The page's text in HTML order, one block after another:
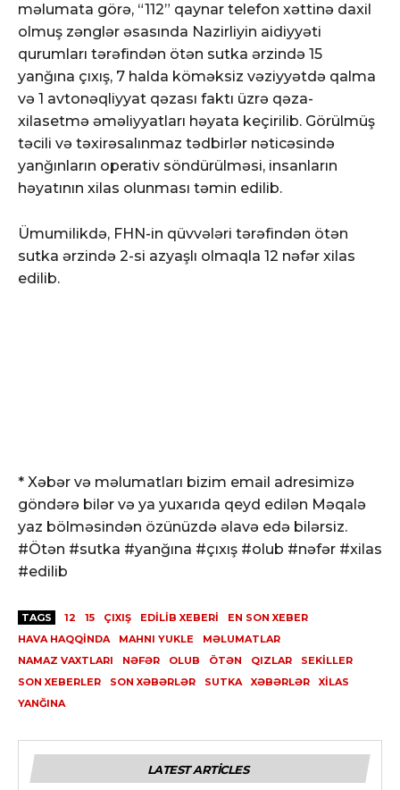
məlumata görə, “112” qaynar telefon xəttinə daxil
olmuş zənglər əsasında Nazirliyin aidiyyəti
qurumları tərəfindən ötən sutka ərzində 15
yanğına çıxış, 7 halda köməksiz vəziyyətdə qalma
və 1 avtonəqliyyat qəzası faktı üzrə qəza-
xilasetmə əməliyyatları həyata keçirilib. Görülmüş
təcili və təxirəsalınmaz tədbirlər nəticəsində
yanğınların operativ söndürülməsi, insanların
həyatının xilas olunması təmin edilib.
Ümumilikdə, FHN-in qüvvələri tərəfindən ötən
sutka ərzində 2-si azyaşlı olmaqla 12 nəfər xilas
edilib.
* Xəbər və məlumatları bizim email adresimizə
göndərə bilər və ya yuxarıda qeyd edilən Məqalə
yaz bölməsindən özünüzdə əlavə edə bilərsiz.
#Ötən #sutka #yanğına #çıxış #olub #nəfər #xilas
#edilib
TAGS 12 15 ÇIXIŞ EDILIB XEBERI
EN SON XEBER
HAVA HAQQINDA
MAHNI YUKLE
MƏLUMATLAR
NAMAZ VAXTLARI
NƏFƏR OLUB ÖTƏN QIZLAR
SEKILLER
SON XEBERLER
SON XƏBƏRLƏR SUTKA XƏBƏRLƏR
XILAS
YANĞINA
LATEST ARTICLES